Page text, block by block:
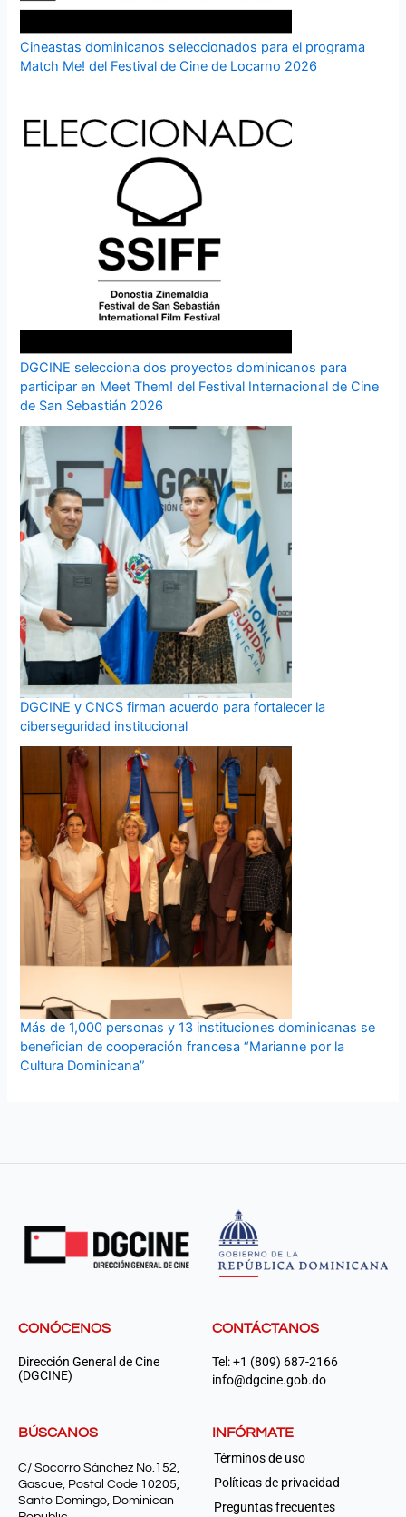
Cineastas dominicanos seleccionados para el programa
Match Me! del Festival de Cine de Locarno 2026
DGCINE selecciona dos proyectos dominicanos para
participar en Meet Them! del Festival Internacional de Cine
de San Sebastián 2026
DGCINE y CNCS firman acuerdo para fortalecer la
ciberseguridad institucional
Más de 1,000 personas y 13 instituciones dominicanas se
benefician de cooperación francesa “Marianne por la
Cultura Dominicana”
CONÓCENOS
Dirección General de Cine
(DGCINE)
CONTÁCTANOS
Tel: +1 (809) 687-2166
info@dgcine.gob.do
BÚSCANOS
C/ Socorro Sánchez No.152,
Gascue, Postal Code 10205,
Santo Domingo, Dominican
INFÓRMATE
Términos de uso
Políticas de privacidad
Preguntas frecuentes